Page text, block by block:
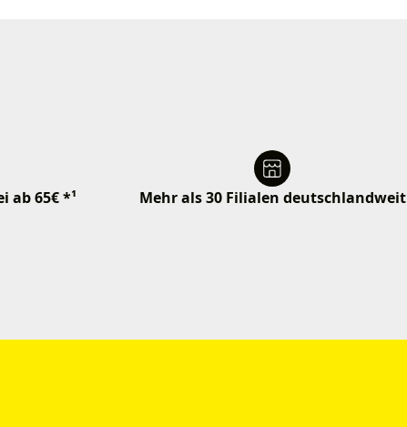
ab 65€ *¹ Mehr als 30 Filialen deutschlandweit